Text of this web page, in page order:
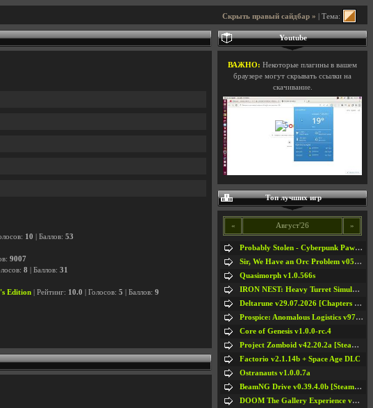
Скрыть правый сайдбар » | Тема:
10 | Баллов: 53
9007
8 | Баллов: 31
Edition | Рейтинг: 10.0 | Голосов: 5 | Баллов: 9
Youtube
ВАЖНО: Некоторые плагины в вашем
браузере могут скрывать ссылки на
скачивание.
Топ лучших игр
« Август'26 »
Probably Stolen - Cyberpunk Pawnshop Simulator v048c [Playtest]
Sir, We Have an Orc Problem v05.08.2026
Quasimorph v1.0.566s
IRON NEST: Heavy Turret Simulator v1.0a
Deltarune v29.07.2026 [Chapters 1-5] / + RUS [Chapters 1-5]
Prospice: Anomalous Logistics v97 [Playtest]
Core of Genesis v1.0.0-rc.4
Project Zomboid v42.20.2a [Steam Early Access]
Factorio v2.1.14b + Space Age DLC
Ostranauts v1.0.0.7a
BeamNG Drive v0.39.4.0b [Steam Early Access]
DOOM The Gallery Experience v1.4.2